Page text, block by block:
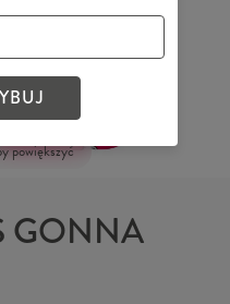
powiększyć
GONNA